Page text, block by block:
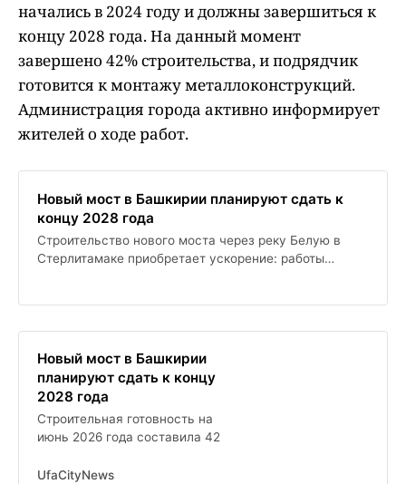
начались в 2024 году и должны завершиться к
концу 2028 года. На данный момент
завершено 42% строительства, и подрядчик
готовится к монтажу металлоконструкций.
Администрация города активно информирует
жителей о ходе работ.
Новый мост в Башкирии планируют сдать к
концу 2028 года
Строительство нового моста через реку Белую в
Стерлитамаке приобретает ускорение: работы
металлоконструкций. Администрация города активно
Новый мост в Башкирии
планируют сдать к концу
2028 года
Строительная готовность на
июнь 2026 года составила 42
UfaCityNews